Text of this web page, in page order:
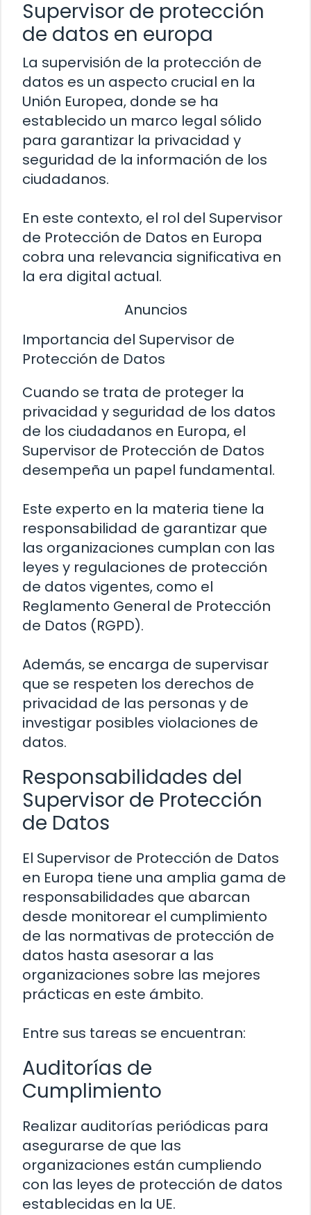
Supervisor de protección
de datos en europa
La supervisión de la protección de
datos es un aspecto crucial en la
Unión Europea, donde se ha
establecido un marco legal sólido
para garantizar la privacidad y
seguridad de la información de los
ciudadanos.
En este contexto, el rol del Supervisor
de Protección de Datos en Europa
cobra una relevancia significativa en
la era digital actual.
Anuncios
Importancia del Supervisor de
Protección de Datos
Cuando se trata de proteger la
privacidad y seguridad de los datos
de los ciudadanos en Europa, el
Supervisor de Protección de Datos
desempeña un papel fundamental.
Este experto en la materia tiene la
responsabilidad de garantizar que
las organizaciones cumplan con las
leyes y regulaciones de protección
de datos vigentes, como el
Reglamento General de Protección
de Datos (RGPD).
Además, se encarga de supervisar
que se respeten los derechos de
privacidad de las personas y de
investigar posibles violaciones de
datos.
Responsabilidades del
Supervisor de Protección
de Datos
El Supervisor de Protección de Datos
en Europa tiene una amplia gama de
responsabilidades que abarcan
desde monitorear el cumplimiento
de las normativas de protección de
datos hasta asesorar a las
organizaciones sobre las mejores
prácticas en este ámbito.
Entre sus tareas se encuentran:
Auditorías de
Cumplimiento
Realizar auditorías periódicas para
asegurarse de que las
organizaciones están cumpliendo
con las leyes de protección de datos
establecidas en la UE.